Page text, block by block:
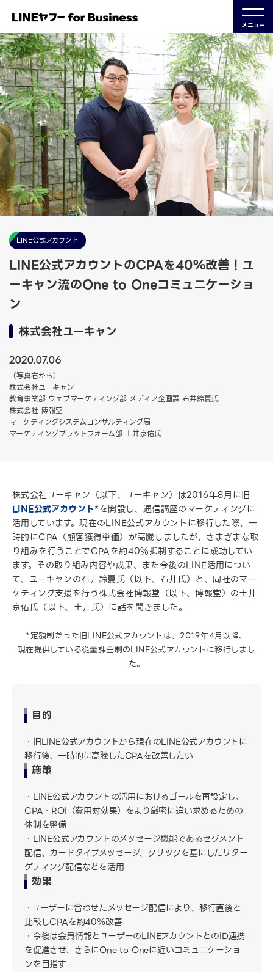
メニュー
LINE公式アカウント
LINE公式アカウントのCPAを40％改善！ユ
ーキャン流のOne to Oneコミュニケーショ
ン
株式会社ユーキャン
2020.07.06
（写真右から）
株式会社ユーキャン
教育事業部 ウェブマーケティング部 メディア企画課 石井鈴夏氏
株式会社 博報堂
マーケティングシステムコンサルティング局
マーケティングプラットフォーム部 土井京佑氏
株式会社ユーキャン（以下、ユーキャン）は2016年8月に旧
LINE公式アカウント*を開設し、通信講座のマーケティングに
活用しています。現在のLINE公式アカウントに移行した際、一
時的にCPA（顧客獲得単価）が高騰しましたが、さまざまな取
り組みを行うことでCPAを約40%抑制することに成功してい
ます。その取り組み内容や成果、また今後のLINE活用につい
て、ユーキャンの石井鈴夏氏（以下、石井氏）と、同社のマー
ケティング支援を行う株式会社博報堂（以下、博報堂）の土井
京佑氏（以下、土井氏）に話を聞きました。
*定額制だった旧LINE公式アカウントは、2019年4月以降、
現在提供している従量課金制のLINE公式アカウントに移行しまし
た。
目的
旧LINE公式アカウントから現在のLINE公式アカウントに
移行後、一時的に高騰したCPAを改善したい
施策
LINE公式アカウントの活用におけるゴールを再設定し、
CPA・ROI（費用対効果）をより厳密に追い求めるための
体制を整備
LINE公式アカウントのメッセージ機能であるセグメント
配信、カードタイプメッセージ、クリックを基にしたリター
ゲティング配信などを活用
効果
ユーザーに合わせたメッセージ配信により、移行直後と
比較しCPAを約40％改善
今後は会員情報とユーザーのLINEアカウントとのID連携
を促進させ、さらにOne to Oneに近いコミュニケーショ
ンを目指す